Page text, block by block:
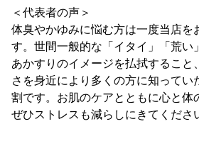
＜代表者の声＞
体臭やかゆみに悩む方は一度当店を
す。世間一般的な「イタイ」「荒い
あかすりのイメージを払拭すること
さを身近により多くの方に知ってい
割です。お肌のケアとともに心と体
ぜひストレスも減らしにきてくださ